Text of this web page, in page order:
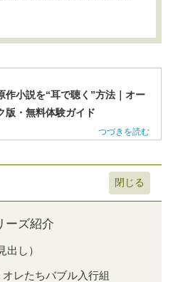
作小説を“耳で聴く”方法｜オー
版・無料体験ガイド
ーズ紹介
出し）
レたちバブル入行組